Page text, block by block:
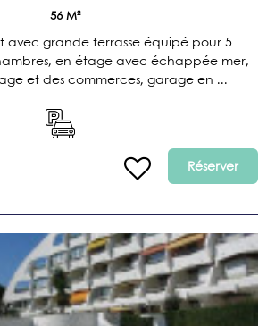
56 M²
avec grande terrasse équipé pour 5
en étage avec échappée mer,
et des commerces, garage en ...
Réserver